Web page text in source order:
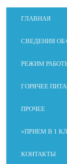
ГЛАВНАЯ
СВЕДЕНИЯ ОБ
РЕЖИМ
ГОРЯЧЕЕ
ПРОЧЕЕ
«ПРИЕМ В 1
КОНТАКТЫ